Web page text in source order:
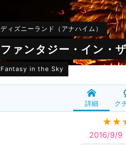
ディズニーランド（アナハイム）
ファンタジー・イン・
Fantasy in the Sky
詳細 ク
2016/9/9